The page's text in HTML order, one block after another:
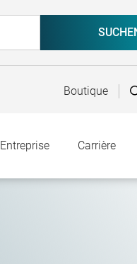
Boutique
Entreprise Carrière